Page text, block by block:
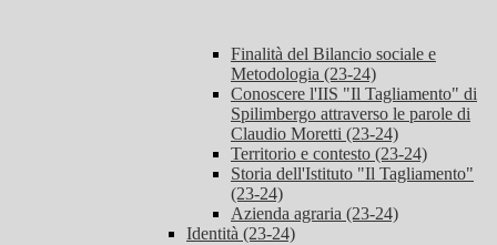
Finalità del Bilancio sociale e
Metodologia (23-24)
Conoscere l'IIS "Il Tagliamento" di
Spilimbergo attraverso le parole di
Claudio Moretti (23-24)
Territorio e contesto (23-24)
Storia dell'Istituto "Il Tagliamento"
(23-24)
Azienda agraria (23-24)
Identità (23-24)